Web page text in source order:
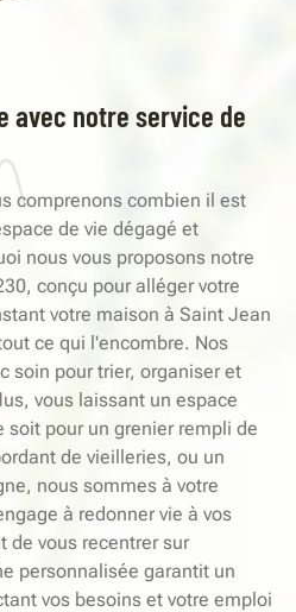
avec notre service de
comprenons combien il est
de vie dégagé et
nous vous proposons notre
conçu pour alléger votre
votre maison à Saint Jean
ce qui l'encombre. Nos
soin pour trier, organiser et
vous laissant un espace
soit pour un grenier rempli de
de vieilleries, ou un
nous sommes à votre
à redonner vie à vos
de vous recentrer sur
personnalisée garantit un
vos besoins et votre emploi